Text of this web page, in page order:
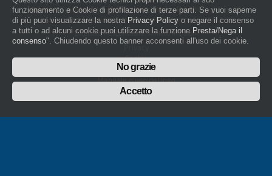
artigiani.it è registrato nel Registro della Stampa Periodica con il nr. 562
con Decreto del Presidente del Tribunale di Novara del 07/03/13
Direttore Responsabile: Amleto Impaloni
Privacy
Cookie
Whistleblowing
Manuale d'uso del logo
Policy sulla Parità di genere
funzionamento e Cookie di profilazione di terze parti. Se vuoi saperne
di più puoi visualizzare la nostra Privacy Policy o negare il consenso
a tutti o ad alcuni cookie puoi utilizzare la funzione Presta/Nega il
consenso". Chiudendo questo banner acconsenti all'uso dei cookie.
No grazie
Accetto